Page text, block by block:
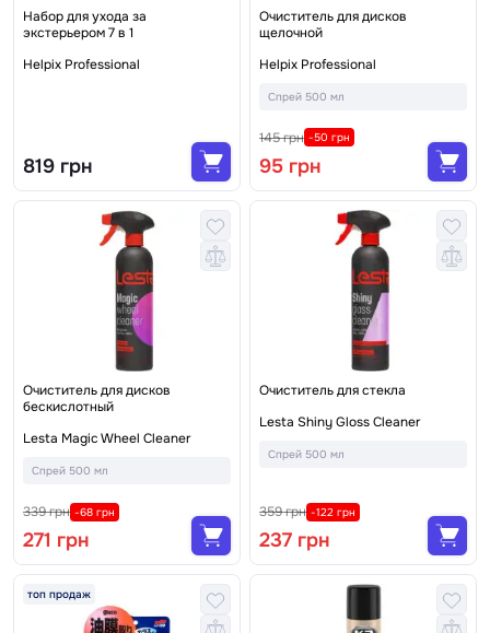
Набор для ухода за
экстерьером 7 в 1
Helpix Professional
819 грн
Очиститель для дисков
щелочной
Helpix Professional
Спрей 500 мл
145 грн -50 грн
95 грн
Очиститель для дисков
бескислотный
Lesta Magic Wheel Cleaner
Спрей 500 мл
339 грн -68 грн
271 грн
Очиститель для стекла
Lesta Shiny Gloss Cleaner
Спрей 500 мл
359 грн -122 грн
237 грн
топ продаж